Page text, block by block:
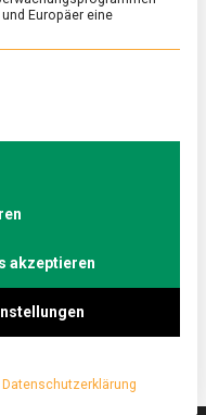
der Dose? Das
Jetzt gab es
Europäer eine
für die eine
akzeptieren
Datenschutzerklärung